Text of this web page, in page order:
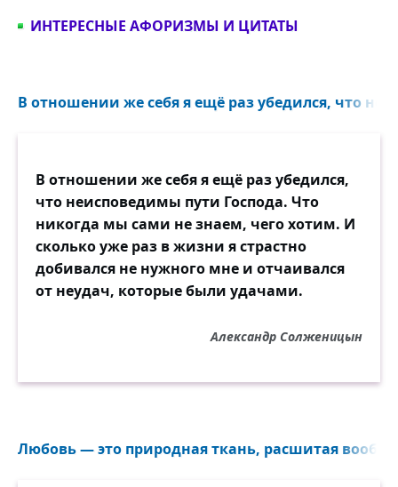
ИНТЕРЕСНЫЕ АФОРИЗМЫ И ЦИТАТЫ
В отношении же себя я ещё раз убедился, что
В отношении же себя я ещё раз убедился,
что неисповедимы пути Господа. Что
никогда мы сами не знаем, чего хотим. И
сколько уже раз в жизни я страстно
добивался не нужного мне и отчаивался
от неудач, которые были удачами.
Александр Солженицын
Любовь — это природная ткань, расшитая